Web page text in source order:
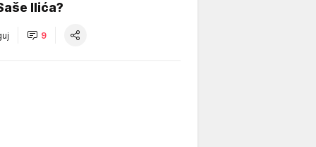
Ilića?
9